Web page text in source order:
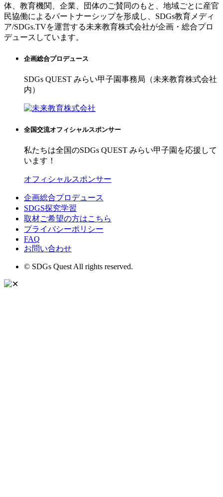
体、教育機関、企業、団体のご賛同のもと、地域ごとに産官
民協働によるパートナーシップを形成し、SDGs教育メディ
ア/SDGs.TVを運営する未来教育株式会社が企画・総合プロ
デュースしています。
企画総合プロデュース
SDGs QUEST みらい甲子園事務局（未来教育株式会社
内）
全国交流オフィシャルスポンサー
私たちは全国のSDGs QUEST みらい甲子園を応援して
います！
オフィシャルスポンサー
企画総合プロデュース
SDGS探究学習
取材ご希望の方はこちら
プライバシーポリシー
FAQ
お問い合わせ
© SDGs Quest All rights reserved.